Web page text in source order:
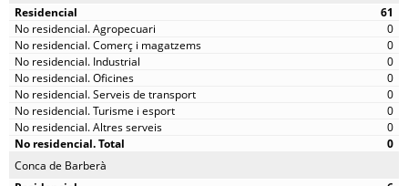
61
0
0
0
0
0
0
0
0
Conca de Barberà